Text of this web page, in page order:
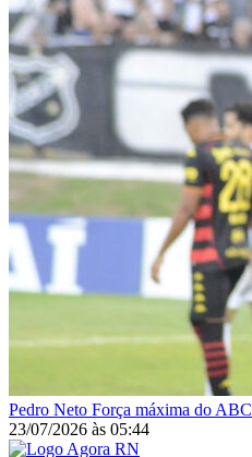
Pedro Neto Força máxima do ABC
23/07/2026 às 05:44